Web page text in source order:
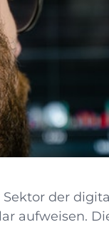
der
aufweisen.